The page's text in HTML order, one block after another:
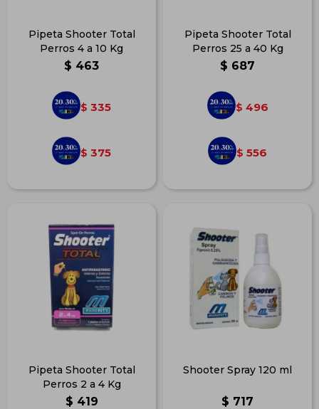
Pipeta Shooter Total
Perros 4 a 10 Kg
$ 463
$ 335
$ 375
Pipeta Shooter Total
Perros 25 a 40 Kg
$ 687
$ 496
$ 556
Pipeta Shooter Total
Perros 2 a 4 Kg
$ 419
Shooter Spray 120 ml
$ 717